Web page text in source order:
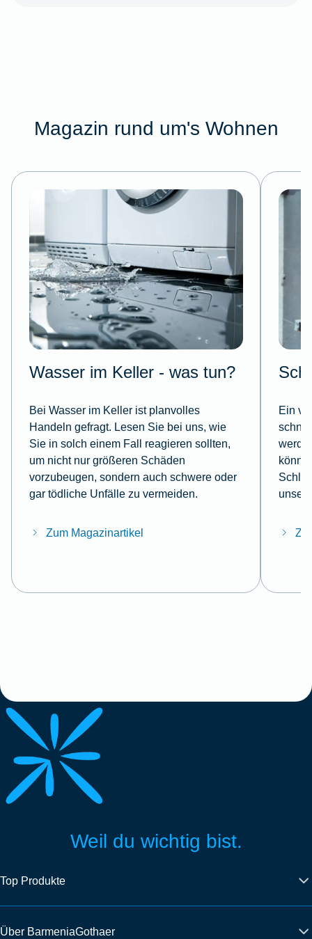
Magazin rund um's Wohnen
Wasser im Keller - was tun?
Bei Wasser im Keller ist planvolles
Handeln gefragt. Lesen Sie bei uns, wie
Sie in solch einem Fall reagieren sollten,
um nicht nur größeren Schäden
vorzubeugen, sondern auch schwere oder
gar tödliche Unfälle zu vermeiden.
Zum Magazinartikel
Ein
Weil du wichtig bist.
Top Produkte
Über BarmeniaGothaer